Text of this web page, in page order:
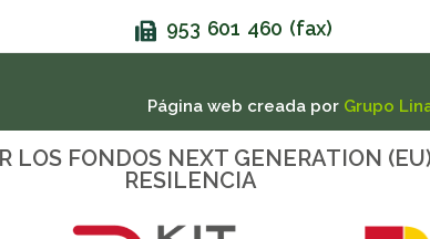
953 601 460 (fax)
Página web creada por Grupo
LOS FONDOS NEXT GENERATION
RESILENCIA